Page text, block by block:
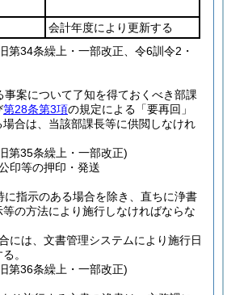
会計年度により更新する
第34条繰上・一部改正、令6訓令2・
事案について了知を得ておくべき部課
第28条第3項の規定による「要再回」
合は、当該部課長等に供閲しなけれ
第35条繰上・一部改正)
印等の押印・発送
に指示のある場合を除き、直ちに浄書
の方法により施行しなければならな
には、文書管理システムにより施行日
。
第36条繰上・一部改正)